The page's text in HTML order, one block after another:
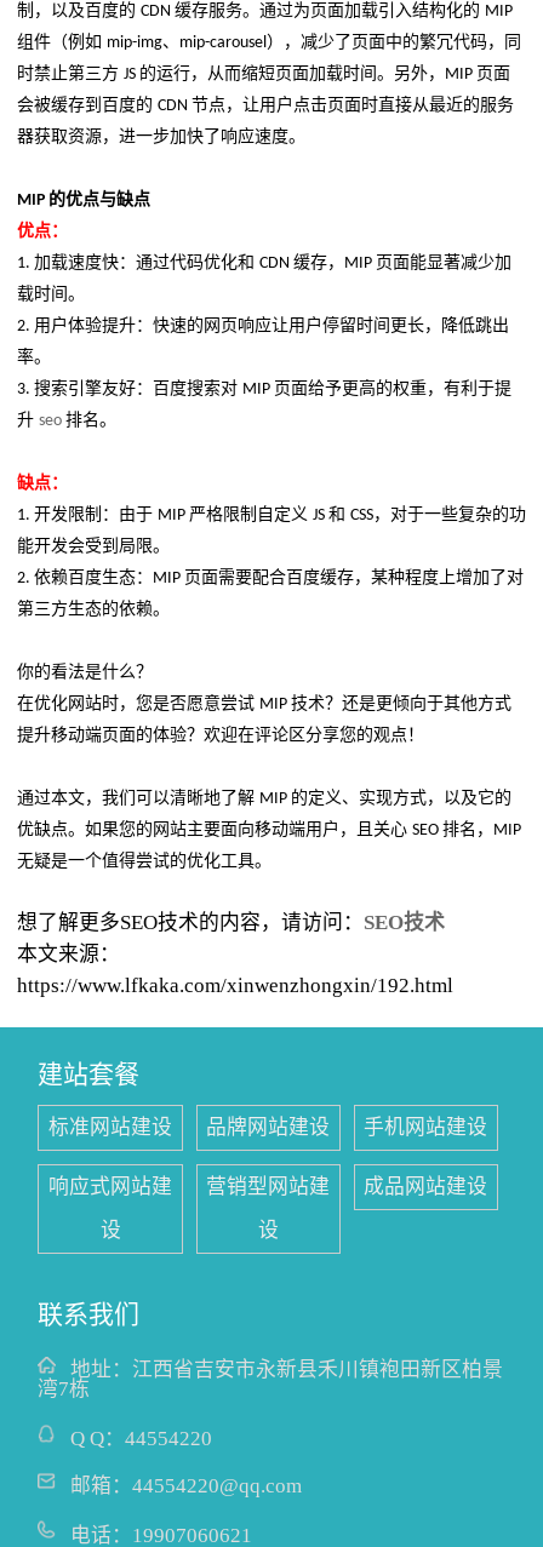
制，以及百度的 CDN 缓存服务。通过为页面加载引入结构化的 MIP
组件（例如 mip-img、 mip-carousel），减少了页面中的繁冗代码，同
时禁止第三方 JS 的运行，从而缩短页面加载时间。另外， MIP 页面
会被缓存到百度的 CDN 节点，让用户点击页面时直接从最近的服务
器获取资源，进一步加快了响应速度。
MIP 的优点与缺点
优点：
1. 加载速度快：通过代码优化和 CDN 缓存， MIP 页面能显著减少加
载时间。
2. 用户体验提升：快速的网页响应让用户停留时间更长，降低跳出
率。
3. 搜索引擎友好：百度搜索对 MIP 页面给予更高的权重，有利于提
升 seo 排名。
缺点：
1. 开发限制：由于 MIP 严格限制自定义 JS 和 CSS，对于一些复杂的功
能开发会受到局限。
2. 依赖百度生态： MIP 页面需要配合百度缓存，某种程度上增加了对
第三方生态的依赖。
你的看法是什么？
在优化网站时，您是否愿意尝试 MIP 技术？还是更倾向于其他方式
提升移动端页面的体验？欢迎在评论区分享您的观点！
通过本文，我们可以清晰地了解 MIP 的定义、实现方式，以及它的
优缺点。如果您的网站主要面向移动端用户，且关心 SEO 排名， MIP
无疑是一个值得尝试的优化工具。
想了解更多SEO技术的内容，请访问： SEO技术
本文来源：
https://www.lfkaka.com/xinwenzhongxin/192.html
建站套餐
标准网站建设 品牌网站建设 手机网站建设
响应式网站建
设
营销型网站建
设
成品网站建设
联系我们
地址： 江西省吉安市永新县禾川镇袍田新区柏景
湾7栋
Q Q： 44554220
邮箱： 44554220@qq.com
电话： 19907060621